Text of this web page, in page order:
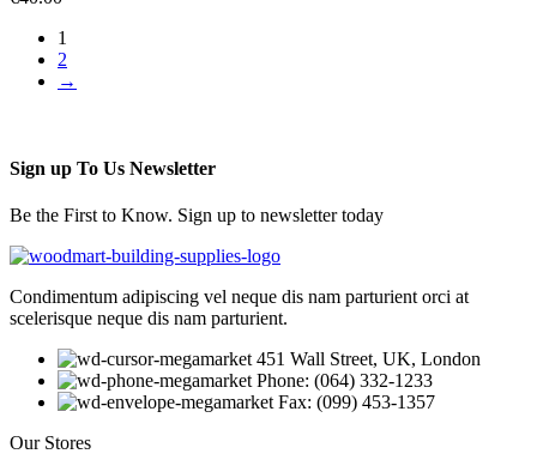
1
2
→
Sign up To Us Newsletter
Be the First to Know. Sign up to newsletter today
Condimentum adipiscing vel neque dis nam parturient orci at
scelerisque neque dis nam parturient.
451 Wall Street, UK, London
Phone: (064) 332-1233
Fax: (099) 453-1357
Our Stores